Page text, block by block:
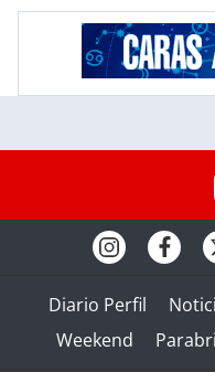
Diario Perfil
Weekend